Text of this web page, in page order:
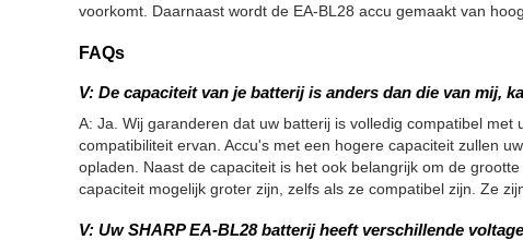
voorkomt. Daarnaast wordt de EA-BL28 accu gemaakt van
FAQs
V: De capaciteit van je batterij is anders dan die van mij,
A: Ja. Wij garanderen dat uw batterij is volledig compatibel
compatibiliteit ervan. Accu's met een hogere capaciteit zullen
opladen. Naast de capaciteit is het ook belangrijk om de
capaciteit mogelijk groter zijn, zelfs als ze compatibel zijn. Ze
V: Uw SHARP EA-BL28 batterij heeft verschillende